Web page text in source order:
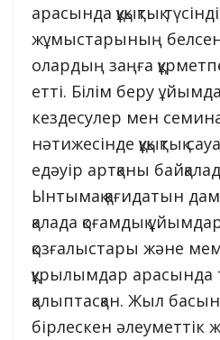
арасында құқықтық
жұмыстарының
олардың заңға
етті. Білім беру
кездесулер мен
нәтижесінде құқықтық
едәуір артқаны
Ынтымақ қағидатын
қалада қоғамдық
қозғалыстары және
құрылымдар арасында
қалыптасқан. Жыл
бірлескен әлеуметтік